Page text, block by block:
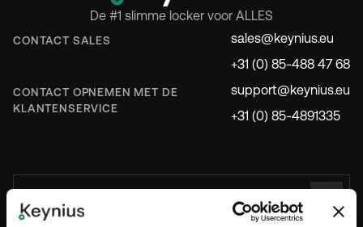
De #1 slimme locker voor ALLES
CONTACT SALES
sales@keynius.eu
+31 (0) 85-488 47 68
CONTACT OPNEMEN MET DE
KLANTENSERVICE
support@keynius.eu
+31 (0) 85-4891335